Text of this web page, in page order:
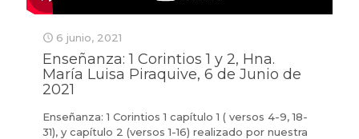
6 junio, 2021
Enseñanza: 1 Corintios 1 y 2, Hna.
María Luisa Piraquive, 6 de Junio de
2021
Enseñanza: 1 Corintios 1 capítulo 1 ( versos 4-9, 18-
31), y capítulo 2 (versos 1-16) realizado por nuestra